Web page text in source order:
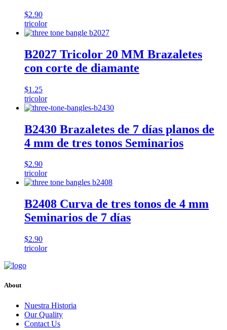
$2.90
tricolor
B2027 Tricolor 20 MM Brazaletes
con corte de diamante
$1.25
tricolor
B2430 Brazaletes de 7 días planos de
4 mm de tres tonos Seminarios
$2.90
tricolor
B2408 Curva de tres tonos de 4 mm
Seminarios de 7 días
$2.90
tricolor
About
Nuestra Historia
Our Quality
Contact Us